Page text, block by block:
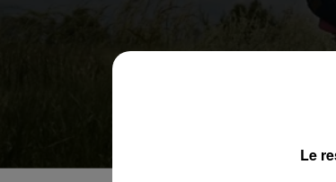
Le